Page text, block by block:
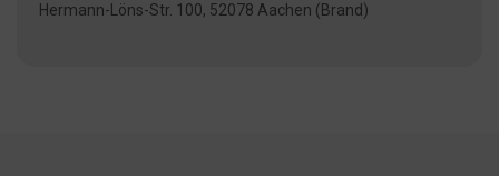
Hermann-Löns-Str. 100, 52078 Aachen (Brand)